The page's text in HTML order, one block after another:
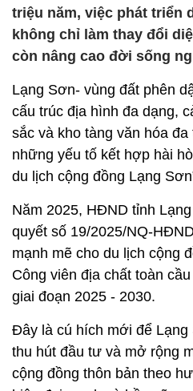
triệu năm, việc phát triển
không chỉ làm thay đổi
còn nâng cao đời sống
Lạng Sơn- vùng đất phên
cấu trúc địa hình đa dạng,
sắc và kho tàng văn hóa
những yếu tố kết hợp hài
du lịch cộng đồng Lạng
Năm 2025, HĐND tỉnh
quyết số 19/2025/NQ-
mạnh mẽ cho du lịch cộng
Công viên địa chất toàn
giai đoạn 2025 - 2030.
Đây là cú hích mới để
thu hút đầu tư và mở rộng
cộng đồng thôn bản theo